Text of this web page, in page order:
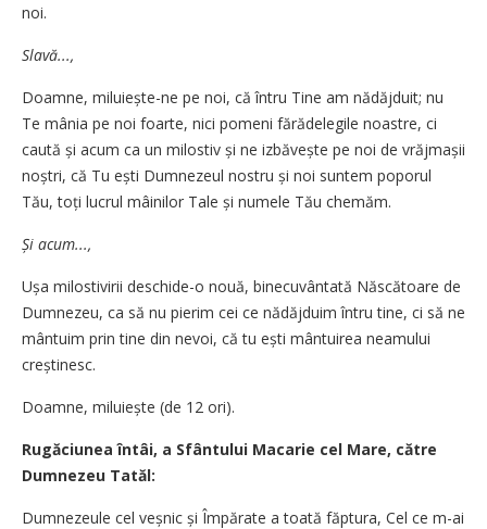
noi.
Slavă...,
Doamne, miluiește-ne pe noi, că întru Tine am nădăjduit; nu
Te mânia pe noi foarte, nici pomeni fărăde­legile noastre, ci
caută și acum ca un milos­tiv și ne izbăvește pe noi de vrăj­mașii
noștri, că Tu ești Dumne­zeul nostru și noi suntem poporul
Tău, toți lucrul mâinilor Tale și numele Tău chemăm.
Și acum...,
Ușa mi­lostivirii deschide-o nouă, bi­necu­vân­tată Născătoare de
Dum­ne­zeu, ca să nu pierim cei ce nădăj­duim întru tine, ci să ne
mântuim prin tine din nevoi, că tu ești mân­tuirea neamului
creștinesc.
Doamne, miluiește (de 12 ori).
Rugăciunea întâi, a Sfântului Macarie cel Mare, către
Dumnezeu Tatăl:
Dumnezeule cel veșnic și Împărate a toată făptura, Cel ce m-ai